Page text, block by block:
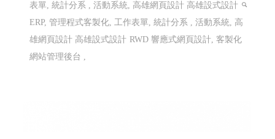
表單, 統計分系 , 活動系統, 高雄網頁設計 高雄設式設計
ERP, 管理程式客製化, 工作表單, 統計分系 , 活動系統, 高
雄網頁設計 高雄設式設計 RWD 響應式網頁設計, 客製化
網站管理後台 ,